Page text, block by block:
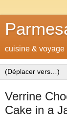
cuisine & voyage
Verrine
Cake in a